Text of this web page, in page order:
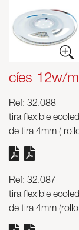
Skyled -
Neolight -
Carril trifásico
Carril mini de 24V
Spotlights y
Paneles
cíes 12w/
Ref: 32.088
tira flexible
de tira 4mm (
Ref: 32.087
tira flexible
de tira 4mm